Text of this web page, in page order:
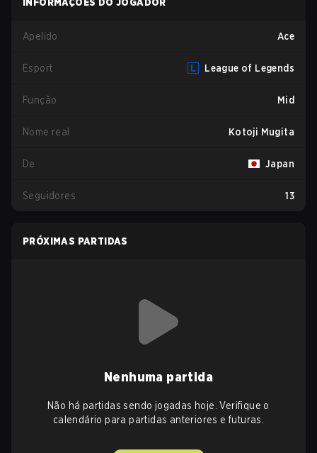
Apelido Ace
Esport League of Legends
Função Mid
Nome real Kotoji Mugita
De Japan
Seguidores 13
PRÓXIMAS PARTIDAS
Nenhuma partida
Não há partidas sendo jogadas hoje. Verifique o
calendário para partidas anteriores e futuras.